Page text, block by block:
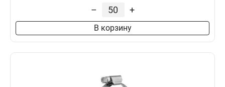
– +
В корзину